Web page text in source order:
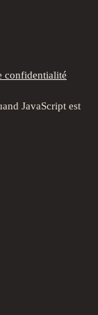
confidentialité
JavaScript est